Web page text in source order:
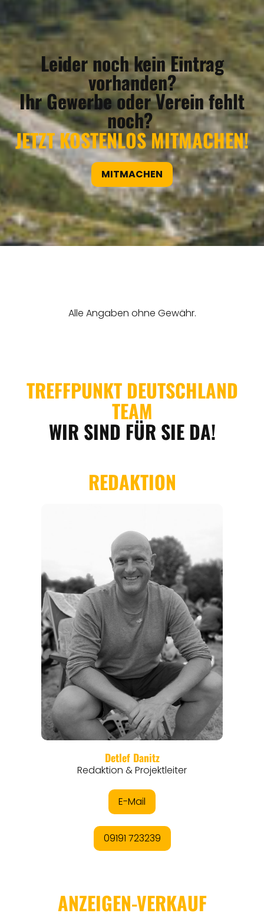
Leider noch kein Eintrag
vorhanden?
Ihr Gewerbe oder Verein fehlt
noch?
JETZT KOSTENLOS MITMACHEN!
MITMACHEN